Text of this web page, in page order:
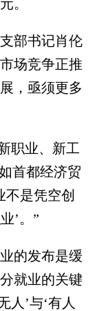
。
部书记肖伦
场竞争正推
，亟须更多
职业、新工
首都经济贸
是凭空创
’。”
的发布是缓
就业的关键
人’与‘有人